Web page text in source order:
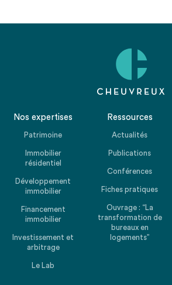
Nos expertises
Patrimoine
Immobilier
résidentiel
Développement
immobilier
Financement
immobilier
Investissement et
arbitrage
Le Lab
Ressources
Actualités
Publications
Conférences
Fiches pratiques
Ouvrage : “La
transformation de
bureaux en
logements”